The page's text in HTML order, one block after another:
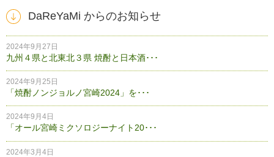
DaReYaMi からのお知らせ
2024年9月27日
九州４県と北東北３県 焼酎と日本酒･･･
2024年9月25日
「焼酎ノンジョルノ宮崎2024」を･･･
2024年9月4日
「オール宮崎ミクソロジーナイト20･･･
2024年3月4日